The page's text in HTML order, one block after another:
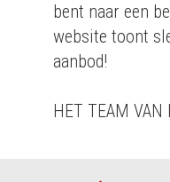
bent naar een
website toont
aanbod!
HET TEAM VAN